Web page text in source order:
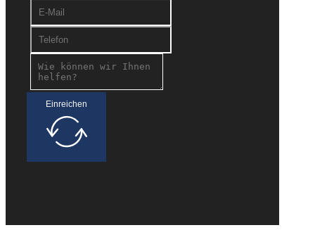
Einreichen